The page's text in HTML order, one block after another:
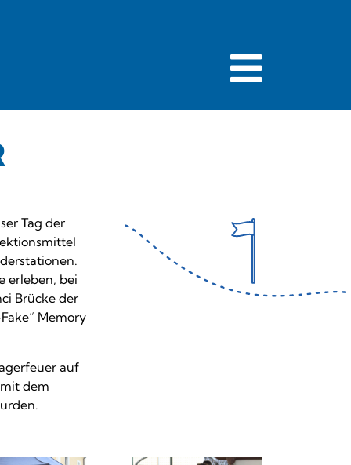
Tag der
erleben, bei
Brücke der
Memory
auf
dem